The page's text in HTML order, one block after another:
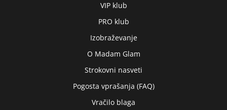
VIP klub
PRO klub
Izobraževanje
O Madam Glam
Strokovni nasveti
Pogosta vprašanja (FAQ)
Vračilo blaga